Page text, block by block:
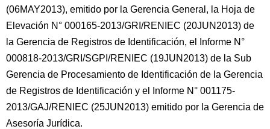
(06MAY2013), emitido por la Gerencia General, la Hoja de
Elevación N° 000165-2013/GRI/RENIEC (20JUN2013) de
la Gerencia de Registros de Identificación, el Informe N°
000818-2013/GRI/SGPI/RENIEC (19JUN2013) de la Sub
Gerencia de Procesamiento de Identificación de la Gerencia
de Registros de Identificación y el Informe N° 001175-
2013/GAJ/RENIEC (25JUN2013) emitido por la Gerencia de
Asesoría Jurídica.